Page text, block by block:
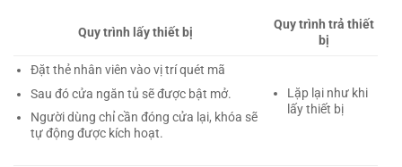
Quy trình lấy thiết bị
Quy trình trả thiết
bị
Đặt thẻ nhân viên vào vị trí quét mã
Sau đó cửa ngăn tủ sẽ được bật mở.
Người dùng chỉ cần đóng cửa lại, khóa sẽ
tự động được kích hoạt.
Lặp lại như khi
lấy thiết bị